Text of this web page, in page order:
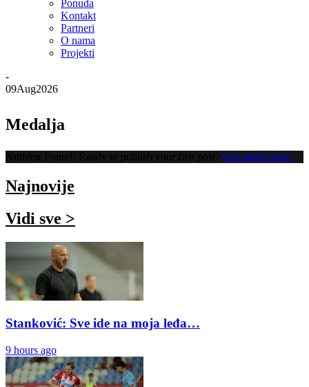
Ponuda
Kontakt
Partneri
O nama
Projekti
-
09Aug2026
Medalja
Get started here
Najnovije
Vidi sve >
Stanković: Sve ide na moja leđa…
9 hours ago